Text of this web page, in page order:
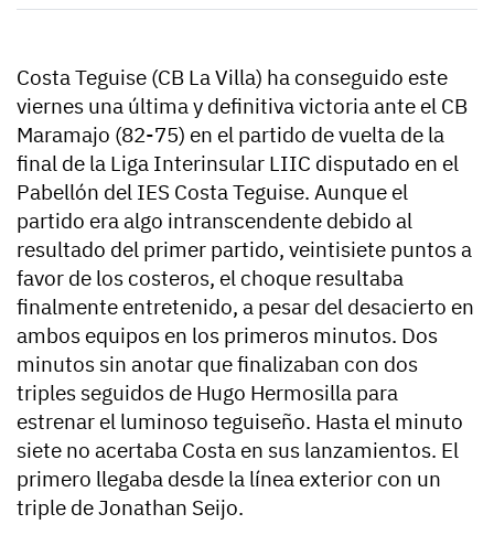
Costa Teguise (CB La Villa) ha conseguido este
viernes una última y definitiva victoria ante el CB
Maramajo (82-75) en el partido de vuelta de la
final de la Liga Interinsular LIIC disputado en el
Pabellón del IES Costa Teguise. Aunque el
partido era algo intranscendente debido al
resultado del primer partido, veintisiete puntos a
favor de los costeros, el choque resultaba
finalmente entretenido, a pesar del desacierto en
ambos equipos en los primeros minutos. Dos
minutos sin anotar que finalizaban con dos
triples seguidos de Hugo Hermosilla para
estrenar el luminoso teguiseño. Hasta el minuto
siete no acertaba Costa en sus lanzamientos. El
primero llegaba desde la línea exterior con un
triple de Jonathan Seijo.